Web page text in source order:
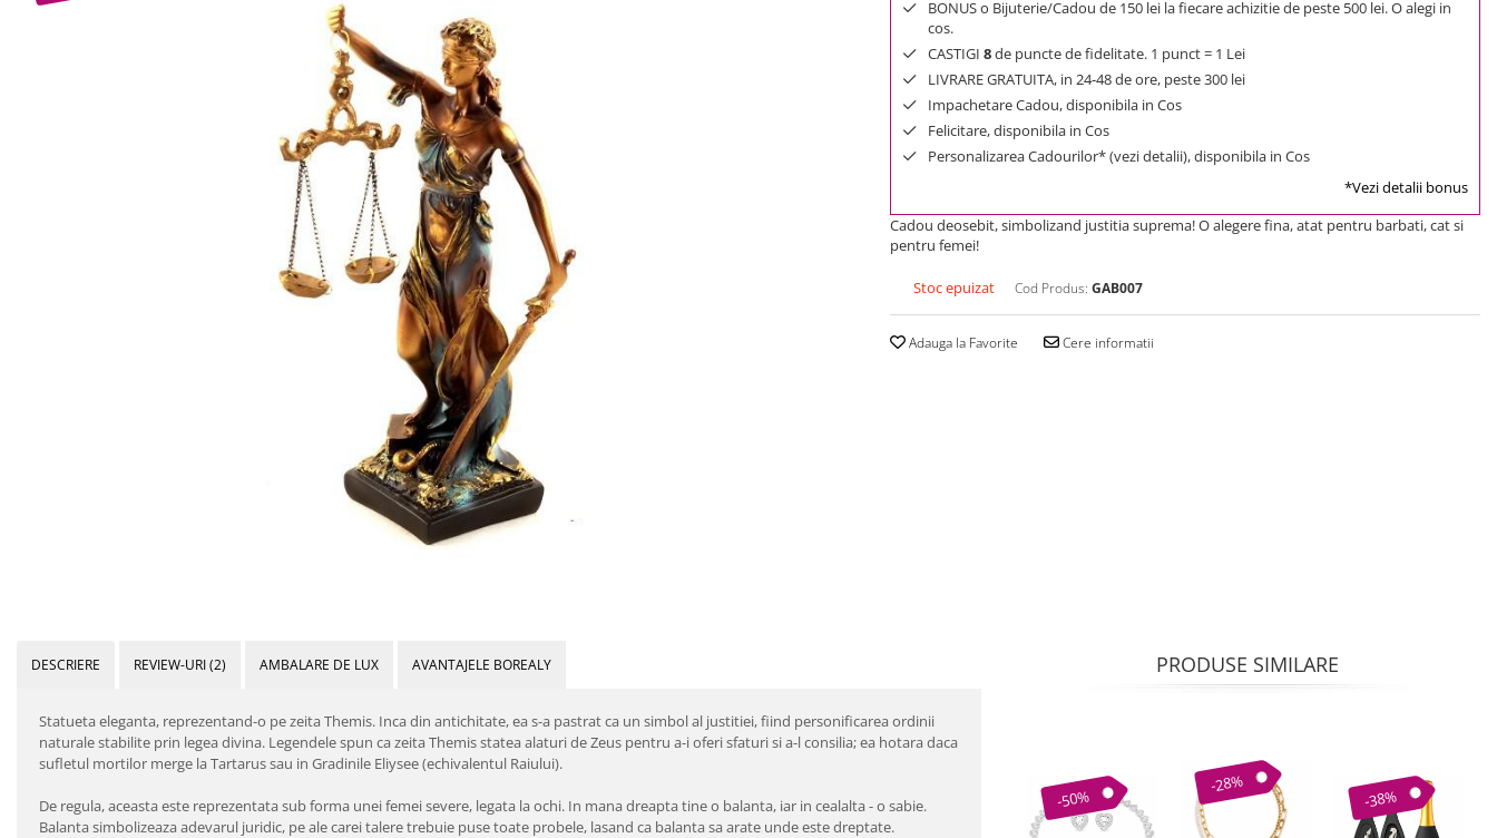
BONUS o Bijuterie/Cadou de 150 lei la fiecare achizitie de peste 500 lei. O alegi in
cos.
CASTIGI 8de puncte de fidelitate. 1 punct = 1 Lei
LIVRARE GRATUITA, in 24-48 de ore, peste 300 lei
Impachetare Cadou, disponibila in Cos
Felicitare, disponibila in Cos
Personalizarea Cadourilor* (vezi detalii), disponibila in Cos
*Vezi detalii bonus
Cadou deosebit, simbolizand justitia suprema! O alegere fina, atat pentru barbati, cat si
pentru femei!
Stoc epuizat Cod Produs: GAB007
Adauga la Favorite Cere informatii
DESCRIERE REVIEW-URI(2) AMBALARE DE LUX AVANTAJELE BOREALY
Statueta eleganta, reprezentand-o pe zeita Themis. Inca din antichitate, ea s-a pastrat ca un simbol al justitiei, fiind personificarea ordinii
naturale stabilite prin legea divina. Legendele spun ca zeita Themis statea alaturi de Zeus pentru a-i oferi sfaturi si a-l consilia; ea hotara daca
sufletul mortilor merge la Tartarus sau in Gradinile Eliysee (echivalentul Raiului).
De regula, aceasta este reprezentata sub forma unei femei severe, legata la ochi. In mana dreapta tine o balanta, iar in cealalta - o sabie.
Balanta simbolizeaza adevarul juridic, pe ale carei talere trebuie puse toate probele, lasand ca balanta sa arate unde este dreptate.
PRODUSE SIMILARE
-50%
-28%
-38%